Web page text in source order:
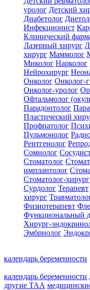
уролог Детский
Диабетолог
Инфекционист
Клинический
Лазерный хирург
хирург Маммолог
Миколог Нарколог
Нейрохирург
Онколог Онколог-
Онколог-уролог
Офтальмолог
Парадонтолог
Пластический
Профпатолог
Пульмонолог
Рентгенолог
Сомнолог
Стоматолог
имплантолог
Стоматолог-хирург
Сурдолог Терапевт
хирург
Физиотерапевт
Функциональный
Хирург-
Эмбриолог
календарь беременности
календарь беременности
другие ТАА